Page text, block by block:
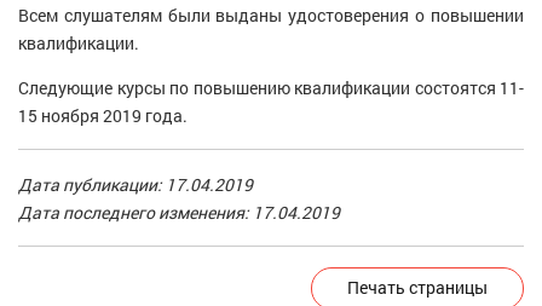
Всем слушателям были выданы удостоверения о повышении
квалификации.
Следующие курсы по повышению квалификации состоятся 11-
15 ноября 2019 года.
Дата публикации: 17.04.2019
Дата последнего изменения: 17.04.2019
Печать страницы